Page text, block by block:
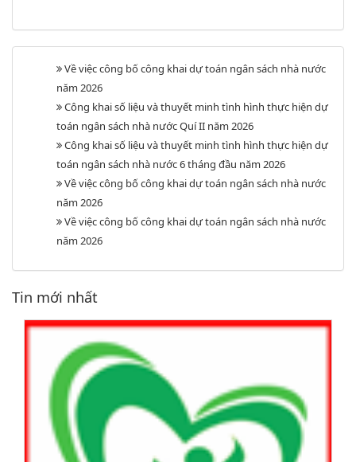
Về việc công bố công khai dự toán ngân sách nhà nước
năm 2026
Công khai số liệu và thuyết minh tình hình thực hiện dự
toán ngân sách nhà nước Quí II năm 2026
Công khai số liệu và thuyết minh tình hình thực hiện dự
toán ngân sách nhà nước 6 tháng đầu năm 2026
Về việc công bố công khai dự toán ngân sách nhà nước
năm 2026
Về việc công bố công khai dự toán ngân sách nhà nước
năm 2026
Tin mới nhất